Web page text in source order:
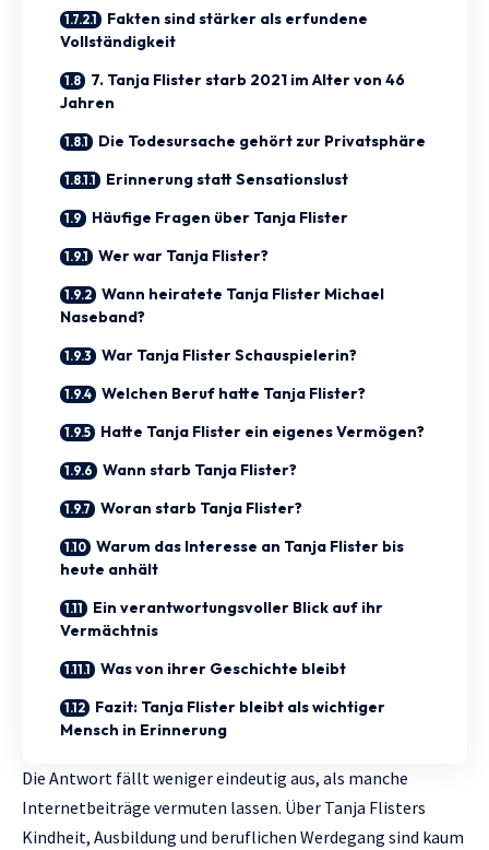
Fakten sind stärker als erfundene
Vollständigkeit
7. Tanja Flister starb 2021 im Alter von 46
Jahren
Die Todesursache gehört zur Privatsphäre
Erinnerung statt Sensationslust
Häufige Fragen über Tanja Flister
Wer war Tanja Flister?
Wann heiratete Tanja Flister Michael
Naseband?
War Tanja Flister Schauspielerin?
Welchen Beruf hatte Tanja Flister?
Hatte Tanja Flister ein eigenes Vermögen?
Wann starb Tanja Flister?
Woran starb Tanja Flister?
Warum das Interesse an Tanja Flister bis
heute anhält
Ein verantwortungsvoller Blick auf ihr
Vermächtnis
Was von ihrer Geschichte bleibt
Fazit: Tanja Flister bleibt als wichtiger
Mensch in Erinnerung
Die Antwort fällt weniger eindeutig aus, als manche
Internetbeiträge vermuten lassen. Über Tanja Flisters
Kindheit, Ausbildung und beruflichen Werdegang sind kaum